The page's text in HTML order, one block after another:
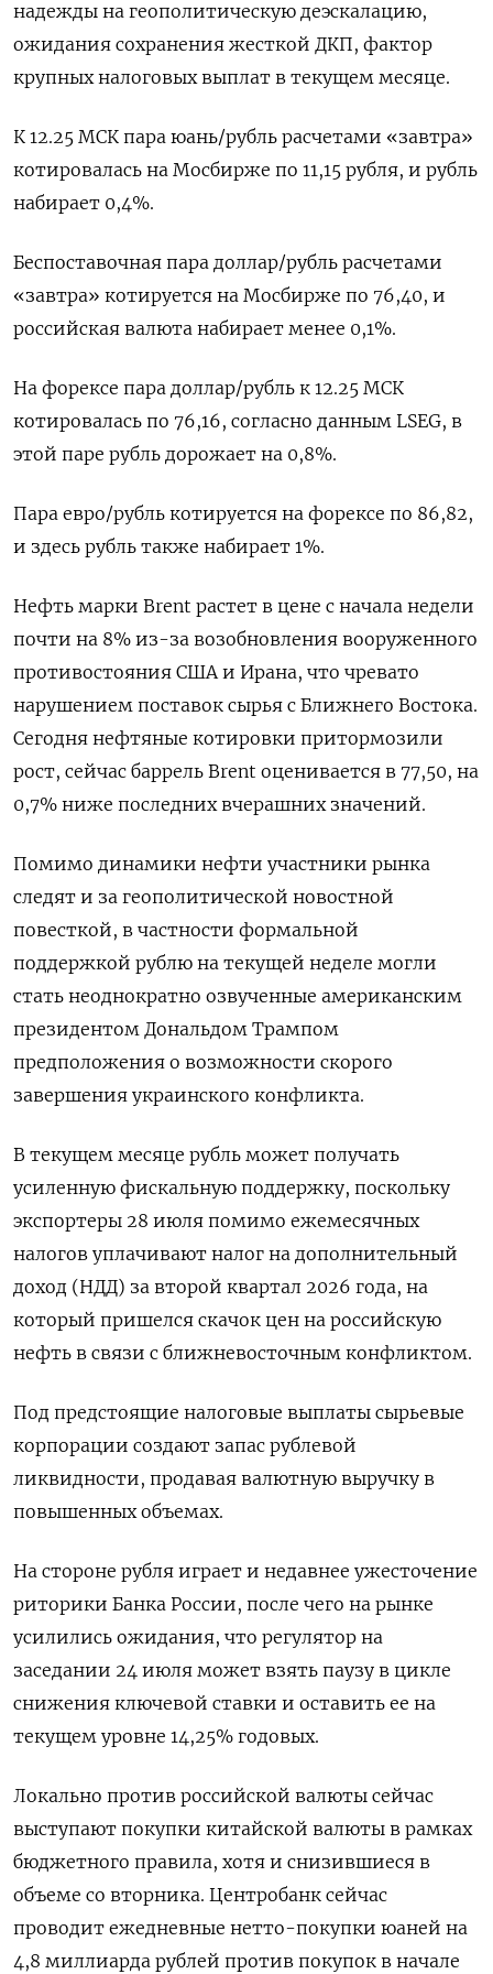
надежды на геополитическую деэскалацию,
ожидания сохранения жесткой ДКП, фактор
крупных налоговых выплат в текущем ‌месяце.
К 12.25 МСК пара юань/рубль расчетами «завтра»
котировалась на Мосбирже по 11,15 рубля, и рубль
набирает 0,4%.
Беспоставочная пара доллар/рубль расчетами
«завтра» котируется на Мосбирже по 76,40, и
российская валюта набирает менее 0,1%.
На форексе пара доллар/рубль к 12.25 ​МСК
котировалась по 76,16, согласно данным ​LSEG, в
этой паре рубль ​дорожает на 0,8%.
Пара ⁠евро/рубль котируется на форексе по 86,82,
и здесь рубль также набирает 1%.
Нефть марки ‌Brent растет в цене с начала ‌недели
почти на 8% из-за возобновления вооруженного
противостояния США и Ирана, что чревато
нарушением поставок сырья с Ближнего Востока.
Сегодня ​нефтяные котировки притормозили
рост, сейчас баррель Brent оценивается в 77,50, на
0,7% ниже последних вчерашних ‌значений.
Помимо динамики нефти участники рынка
следят и за геополитической новостной
повесткой, в частности формальной
поддержкой рублю ​на текущей неделе могли
стать неоднократно озвученные американским
президентом Дональдом Трампом
предположения о возможности скорого
завершения ‌украинского конфликта.
В текущем месяце рубль может получать
усиленную фискальную поддержку, поскольку
экспортеры 28 июля помимо ежемесячных
налогов уплачивают налог на дополнительный
доход (НДД) за второй квартал 2026 года, на
который пришелся ​скачок цен на российскую
нефть ​в связи с ближневосточным ‌конфликтом.
Под предстоящие налоговые выплаты сырьевые
корпорации создают запас рублевой
ликвидности, продавая валютную выручку в
повышенных объемах.
На ​стороне рубля играет и недавнее ужесточение
риторики Банка России, после чего на рынке
усилились ожидания, что регулятор на
заседании 24 июля может взять паузу в цикле
снижения ключевой ставки и оставить ее на
текущем уровне 14,25% годовых.
Локально против российской валюты сейчас
выступают покупки китайской валюты в рамках
бюджетного правила, хотя и снизившиеся в
объеме со вторника. Центробанк сейчас
проводит ежедневные нетто-покупки юаней на
4,8 миллиарда рублей против покупок в начале ​